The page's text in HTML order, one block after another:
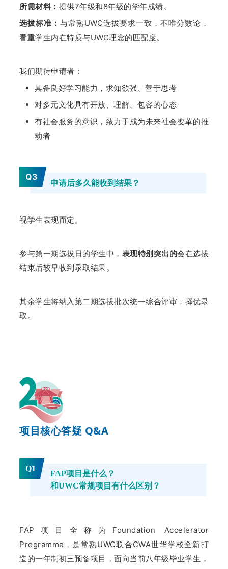
所需材料： 提供7年级和8年级的学年成绩。
选拔标准： 与常熟UWC选拔要求一致，不唯分数论，
看重学生内在特质与UWC理念的匹配度。
我们期待申请者：
具备良好学习能力，求知欲强、善于思考
对多元文化具有开放、理解、包容的心态
有社会服务的意识，致力于成为未来社会变革的推
动者
Q3
申请后多久能收到结果？
视学生表现而定。
参与第一期选拔日的学生中， 表现特别突出的会在选拔
结束后较早收到录取结果。
其余学生将纳入第二期选拔批次统一综合评审，择优录
取。
项目核心答疑 Q&A
Q1
FAP项目是什么？
和UWC常规项目有什么区别？
FAP项目全称为Foundation Accelerator
Programme，是常熟UWC联合CWA世华学校全新打
造的一年制初三预备项目，面向当前八年级毕业学生，